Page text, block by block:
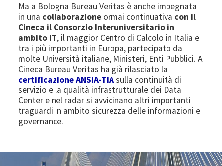
Ma a Bologna Bureau Veritas è anche impegnata
in una collaborazione ormai continuativa con il
Cineca il Consorzio Interuniversitario in
ambito IT, il maggior Centro di Calcolo in Italia e
tra i più importanti in Europa, partecipato da
molte Università italiane, Ministeri, Enti Pubblici. A
Cineca Bureau Veritas ha già rilasciato la
certificazione ANSIA-TIAsulla continuità di
servizio e la qualità infrastrutturale dei Data
Center e nel radar si avvicinano altri importanti
traguardi in ambito sicurezza delle informazioni e
governance.